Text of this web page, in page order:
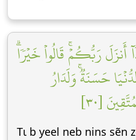
أَنزَلَ رَبُّكُمۡۚ قَالُواْ خَيۡرٗاۗ
حَسَنَةٞۚ وَلَدَارُ
[٣٠]
Tɩ b yeel neb nins sẽn